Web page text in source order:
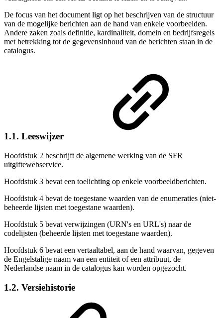
De focus van het document ligt op het beschrijven van de structuur
van de mogelijke berichten aan de hand van enkele voorbeelden.
Andere zaken zoals definitie, kardinaliteit, domein en bedrijfsregels
met betrekking tot de gegevensinhoud van de berichten staan in de
catalogus.
1.1. Leeswijzer
Hoofdstuk 2 beschrijft de algemene werking van de SFR
uitgiftewebservice.
Hoofdstuk 3 bevat een toelichting op enkele voorbeeldberichten.
Hoofdstuk 4 bevat de toegestane waarden van de enumeraties (niet-
beheerde lijsten met toegestane waarden).
Hoofdstuk 5 bevat verwijzingen (URN's en URL's) naar de
codelijsten (beheerde lijsten met toegestane waarden).
Hoofdstuk 6 bevat een vertaaltabel, aan de hand waarvan, gegeven
de Engelstalige naam van een entiteit of een attribuut, de
Nederlandse naam in de catalogus kan worden opgezocht.
1.2. Versiehistorie